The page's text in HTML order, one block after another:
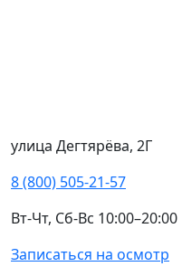
улица Дегтярёва, 2Г
8 (800) 505-21-57
Вт-Чт, Сб-Вс 10:00–20:00
Записаться на осмотр